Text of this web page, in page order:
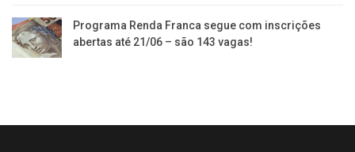
Programa Renda Franca segue com inscrições
abertas até 21/06 – são 143 vagas!